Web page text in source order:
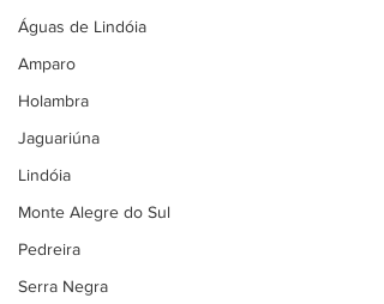
Águas de Lindóia
Amparo
Holambra
Jaguariúna
Lindóia
Monte Alegre do Sul
Pedreira
Serra Negra